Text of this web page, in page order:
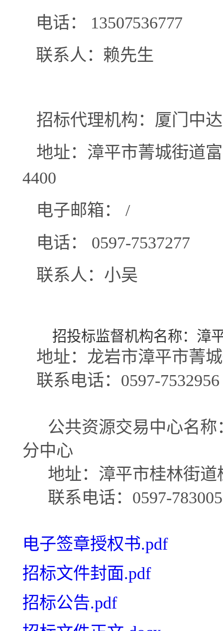
电话： 13507536777
联系人： 赖先生
招标代理机构：厦门中
地址：漳平市菁城街道
4400
电子邮箱： /
电话： 0597-7537277
联系人：小吴
招投标监督机构名称：漳平
地址：龙岩市漳平市菁
联系电话：0597-7532956
公共资源交易中心名称
分中心
地址：漳平市桂林街道
联系电话：0597-
电子签章授权书.pdf
招标文件封面.pdf
招标公告.pdf